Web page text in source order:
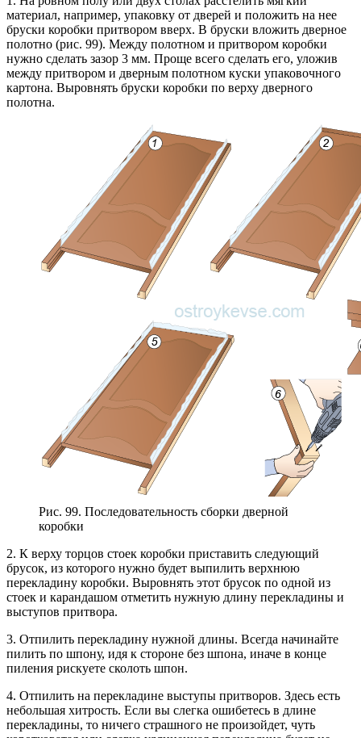
материал, например, упаковку от дверей и положить на нее
бруски коробки притвором вверх. В бруски вложить дверное
полотно (рис. 99). Между полотном и притвором коробки
нужно сделать зазор 3 мм. Проще всего сделать его, уложив
между притвором и дверным полотном куски упаковочного
картона. Выровнять бруски коробки по верху дверного
полотна.
Рис. 99. Последовательность сборки дверной
коробки
2. К верху торцов стоек коробки приставить следующий
брусок, из которого нужно будет выпилить верхнюю
перекладину коробки. Выровнять этот брусок по одной из
стоек и карандашом отметить нужную длину перекладины и
выступов притвора.
3. Отпилить перекладину нужной длины. Всегда начинайте
пилить по шпону, идя к стороне без шпона, иначе в конце
пиления рискуете сколоть шпон.
4. Отпилить на перекладине выступы притворов. Здесь есть
небольшая хитрость. Если вы слегка ошибетесь в длине
перекладины, то ничего страшного не произойдет, чуть